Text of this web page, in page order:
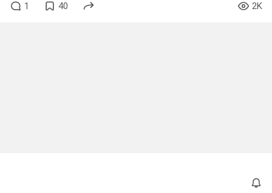
1 40 2K